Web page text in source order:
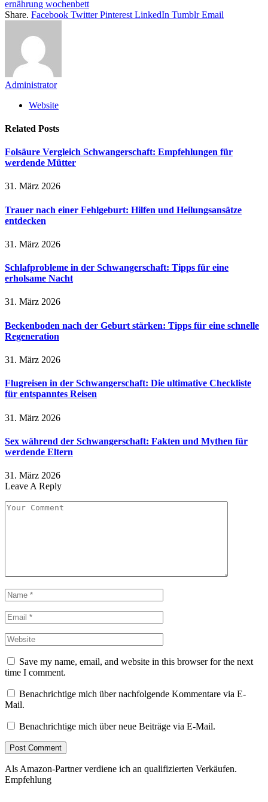
ernährung wochenbett
Share. Facebook Twitter Pinterest LinkedIn Tumblr Email
Administrator
Website
Related Posts
Folsäure Vergleich Schwangerschaft: Empfehlungen für
werdende Mütter
31. März 2026
Trauer nach einer Fehlgeburt: Hilfen und Heilungsansätze
entdecken
31. März 2026
Schlafprobleme in der Schwangerschaft: Tipps für eine
erholsame Nacht
31. März 2026
Beckenboden nach der Geburt stärken: Tipps für eine schnelle
Regeneration
31. März 2026
Flugreisen in der Schwangerschaft: Die ultimative Checkliste
für entspanntes Reisen
31. März 2026
Sex während der Schwangerschaft: Fakten und Mythen für
werdende Eltern
31. März 2026
Leave A Reply
Save my name, email, and website in this browser for the next
time I comment.
Benachrichtige mich über nachfolgende Kommentare via E-
Mail.
Benachrichtige mich über neue Beiträge via E-Mail.
Als Amazon-Partner verdiene ich an qualifizierten Verkäufen.
Empfehlung